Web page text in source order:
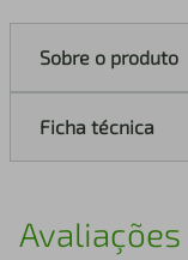
Sobre o produto
Ficha técnica
Avaliações